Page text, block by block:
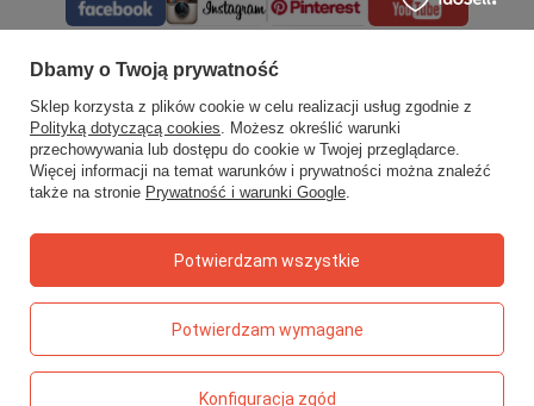
Dbamy o Twoją prywatność
Sklep korzysta z plików cookie w celu realizacji usług zgodnie z
Polityką dotyczącą cookies. Możesz określić warunki
przechowywania lub dostępu do cookie w Twojej przeglądarce.
Więcej informacji na temat warunków i prywatności można znaleźć
także na stronie Prywatność i warunki Google.
Potwierdzam wymagane
Konfiguracja zgód
Potwierdzam wszystkie